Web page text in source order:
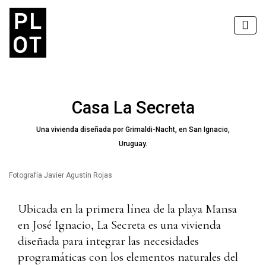
Casa La Secreta
Una vivienda diseñada por Grimaldi-Nacht, en San Ignacio,
Uruguay.
Fotografía Javier Agustín Rojas
Ubicada en la primera línea de la playa Mansa
en José Ignacio, La Secreta es una vivienda
diseñada para integrar las necesidades
programáticas con los elementos naturales del